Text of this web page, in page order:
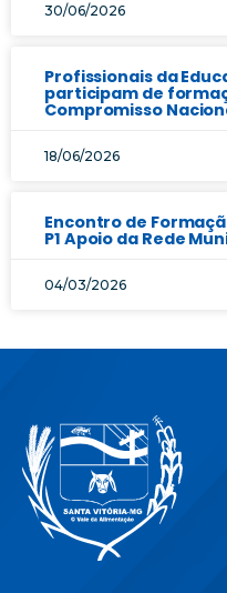
30/06/2026
Profissionais da
participam de
Compromisso
18/06/2026
Encontro de
P1 Apoio da Rede
04/03/2026